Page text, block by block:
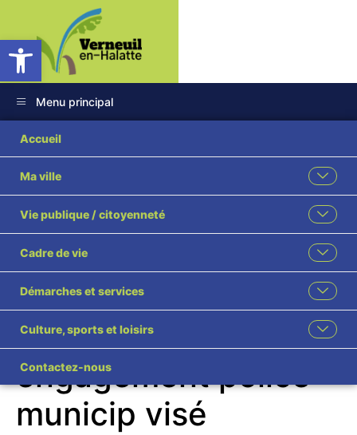
Ouvrir la barre d’outils
Menu principal
Accueil
Ma ville
Vie publique / citoyenneté
Cadre de vie
Démarches et services
Culture, sports et loisirs
Contactez-nous
2025-30
Modification de la
délibération n°2024
74 instauration de
l’indemnité spéciale
de fonction
engagement police
municip visé